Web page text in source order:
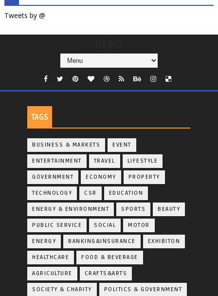
Tweets by @
TAGS
BUSINESS & MARKETS EVENT
ENTERTAINMENT TRAVEL LIFESTYLE
GOVERNMENT ECONOMY PROPERTY
TECHNOLOGY CSR EDUCATION
ENERGY & ENVIRONMENT SPORTS BEAUTY
PUBLIC SERVICE SOCIAL MOTOR
ENERGY BANKING&INSURANCE EXHIBITON
HEALTHCARE FOOD & BEVERAGE
AGRICULTURE CRAFTS&ARTS
SOCIETY & CHARITY POLITICS & GOVERNMENT